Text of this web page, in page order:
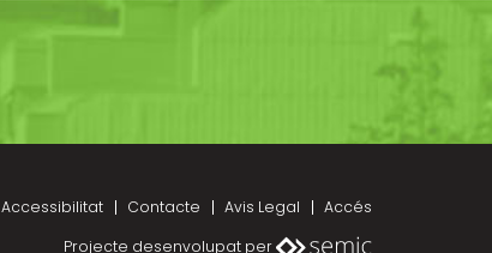
Accessibilitat Contacte Avis Legal
Accés
Projecte desenvolupat per